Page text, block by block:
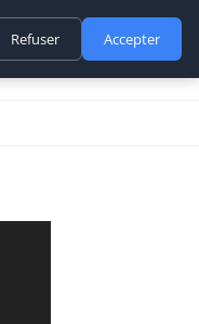
Refuser Accepter